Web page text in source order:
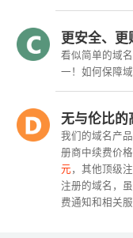
更安全、更
看似简单的域
一！如何保障
无与伦比的
我们的域名产
册商中续费价
元，其他顶级
注册的域名，
费通知和相关